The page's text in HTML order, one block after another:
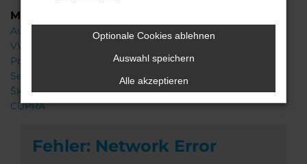
Marken
Audi
VW
Porsche
Seat
Škoda
CUPRA
Fehler: Network Error
Optionale Cookies ablehnen
Auswahl speichern
Alle akzeptieren